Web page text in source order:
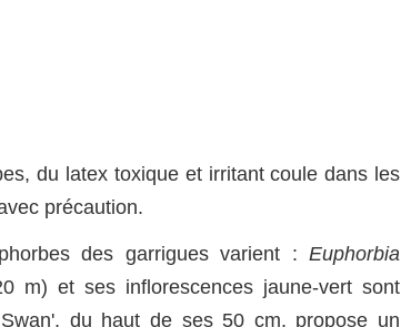
du latex toxique et irritant coule dans les
précaution.
des garrigues varient : Euphorbia
m) et ses inflorescences jaune-vert sont
du haut de ses 50 cm, propose un